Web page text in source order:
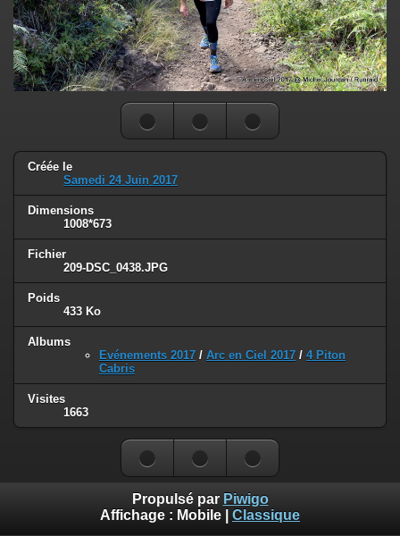
Créée le
Samedi 24 Juin 2017
Dimensions
1008*673
Fichier
209-DSC_0438.JPG
Poids
433 Ko
Albums
Evénements 2017 / Arc en Ciel 2017 / 4 Piton
Cabris
Visites
1663
Propulsé par Piwigo
Affichage : Mobile Classique